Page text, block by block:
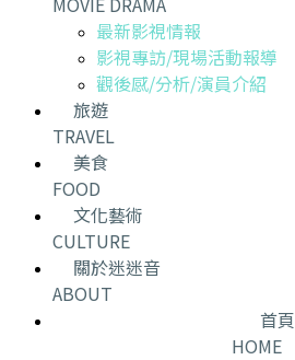
最新影視情報
影視專訪/現場活動報導
觀後感/分析/演員介紹
旅遊
TRAVEL
美食
FOOD
文化藝術
CULTURE
關於迷迷音
ABOUT
首頁
HOME